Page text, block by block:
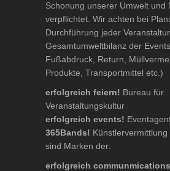
Schonung unserer Umwelt und
verpflichtet. Wir achten bei
Durchführung jeder
Gesamtumweltbilanz der
Fußabdruck, Return,
Produkte, Transportmittel etc.)
erfolgreich feiern! Bureau für
Veranstaltungskultur
erfolgreich events!
365Bands! Künstlervermittlung
sind Marken der:
erfolgreich